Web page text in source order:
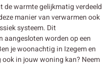
de warmte gelijkmatig verdeeld
manier van verwarmen ook
systeem. Dit
worden op een
je woonachtig in Izegem en
in jouw woning kan? Neem